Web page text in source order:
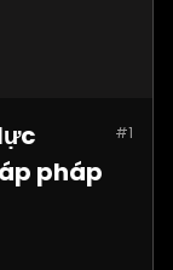
#1
pháp